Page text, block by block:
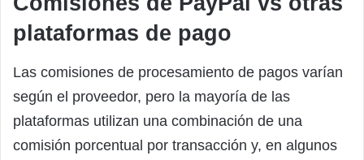
plataformas de pago
Las comisiones de procesamiento de pagos varían
según el proveedor, pero la mayoría de las
plataformas utilizan una combinación de una
comisión porcentual por transacción y, en algunos